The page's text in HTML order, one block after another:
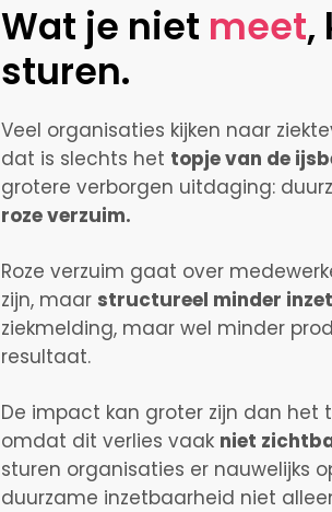
Wat je niet meet,
sturen.
Veel organisaties kijken naar
dat is slechts het topje van de
grotere verborgen uitdaging:
roze verzuim.
Roze verzuim gaat over
zijn, maar structureel minder
ziekmelding, maar wel minder
resultaat.
De impact kan groter zijn dan het
omdat dit verlies vaak niet
sturen organisaties er nauwelijks
duurzame inzetbaarheid niet